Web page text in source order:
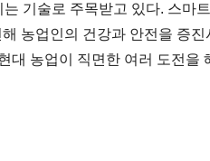
기술로 주목받고 있다. 스마
농업인의 건강과 안전을 증
대 농업이 직면한 여러 도전을